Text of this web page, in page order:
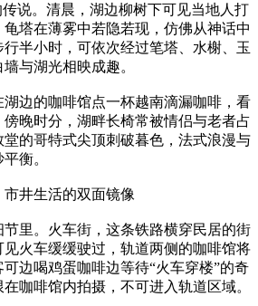
说。清晨，湖边柳树下可见当地人打
塔在薄雾中若隐若现，仿佛从神话中
半小时，可依次经过笔塔、水榭、玉
与湖光相映成趣。
边的咖啡馆点一杯越南滴漏咖啡，看
晚时分，湖畔长椅常被情侣与老者占
的哥特式尖顶刺破暮色，法式浪漫与
衡。
井生活的双面镜像
里。火车街，这条铁路横穿民居的街
火车缓缓驶过，轨道两侧的咖啡馆将
边喝鸡蛋咖啡边等待“火车穿楼”的奇
咖啡馆内拍摄，不可进入轨道区域。